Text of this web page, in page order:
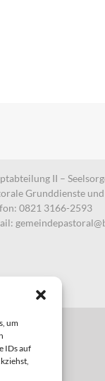
um
IDs auf
II –
Grunddienste
0821 3166-2593